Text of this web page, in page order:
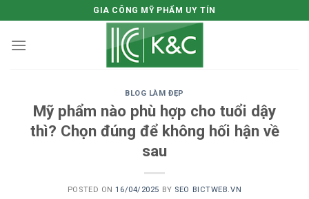
to
content
GIA CÔNG MỸ PHẨM UY TÍN
BLOG LÀM ĐẸP
Mỹ phẩm nào phù hợp cho tuổi dậy
thì? Chọn đúng để không hối hận về
sau
POSTED ON16/04/2025 BY SEO BICTWEB.VN